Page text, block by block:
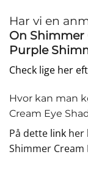
Har vi en
On Shimmer
Purple
Check lige her
Hvor kan man
Cream Eye
På dette link her
Shimmer Cream